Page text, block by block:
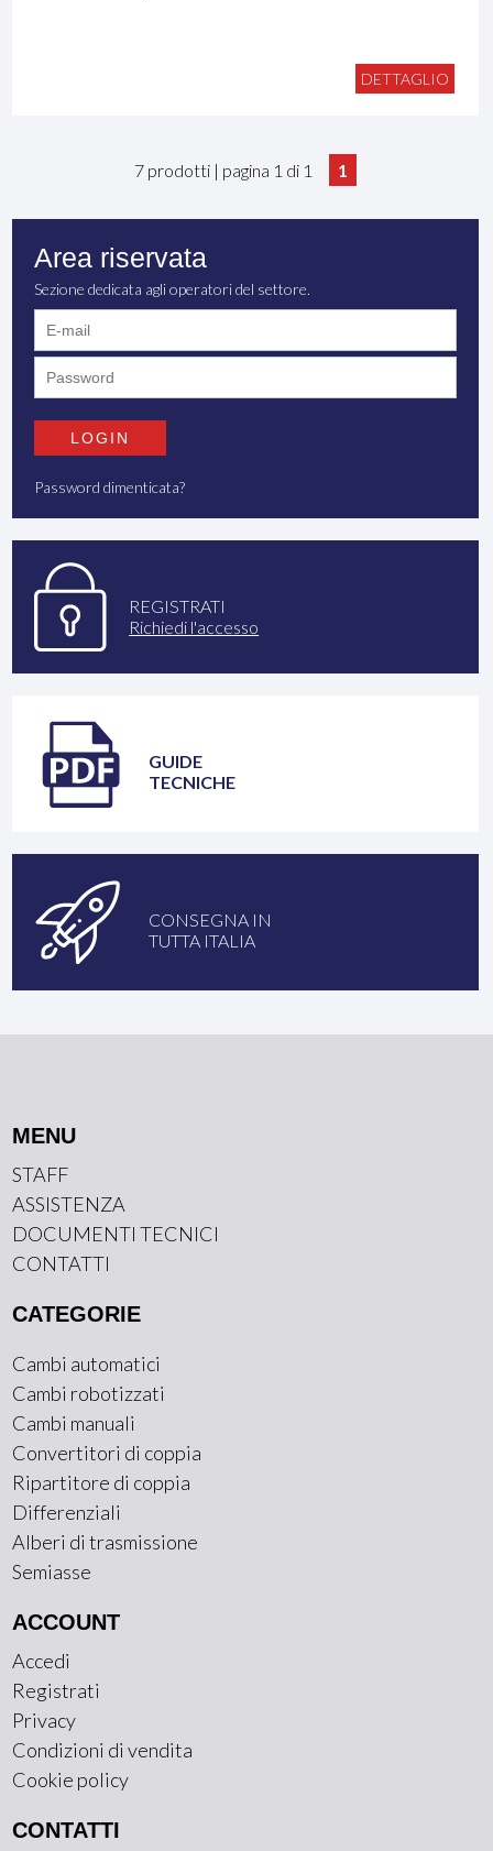
DETTAGLIO
7 prodotti | pagina 1 di 1 1
Area riservata
Sezione dedicata agli operatori del settore.
Password dimenticata?
REGISTRATI
Richiedi l'accesso
GUIDE
TECNICHE
CONSEGNA IN
TUTTA ITALIA
MENU
STAFF
ASSISTENZA
DOCUMENTI TECNICI
CONTATTI
CATEGORIE
Cambi automatici
Cambi robotizzati
Cambi manuali
Convertitori di coppia
Ripartitore di coppia
Differenziali
Alberi di trasmissione
Semiasse
ACCOUNT
Accedi
Registrati
Privacy
Condizioni di vendita
Cookie policy
CONTATTI